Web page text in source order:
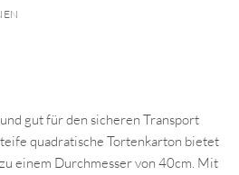
gut für den sicheren Transport
quadratische Tortenkarton bietet
einem Durchmesser von 40cm. Mit